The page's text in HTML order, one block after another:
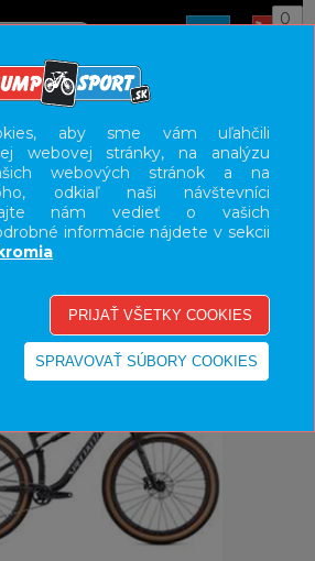
0
PANEL
KATEGÓRIE
- VŠETKO
aby sme vám uľahčili
webovej stránky, na analýzu
webových stránok a na
odkiaľ naši návštevníci
nám vedieť o vašich
informácie nájdete v sekcii